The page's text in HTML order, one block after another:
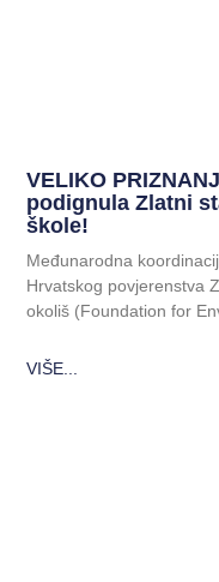
VELIKO
podignula Zlatni
škole!
Međunarodna
Hrvatskog povjerenstva
okoliš (Foundation for
VIŠE...